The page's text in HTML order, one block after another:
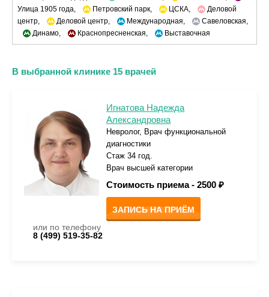
Улица 1905 года,
Петровский парк, ЦСКА,
Деловой
центр,
Деловой центр, Международная,
Савеловская,
Динамо,
Краснопресненская, Выставочная
В выбранной клинике 15 врачей
Игнатова Надежда
Александровна
Невролог, Врач функциональной
диагностики
Стаж 34 год.
Врач высшей категории
Стоимость приема - 2500 ₽
ЗАПИСЬ НА ПРИЁМ
или по телефону
8 (499) 519-35-82